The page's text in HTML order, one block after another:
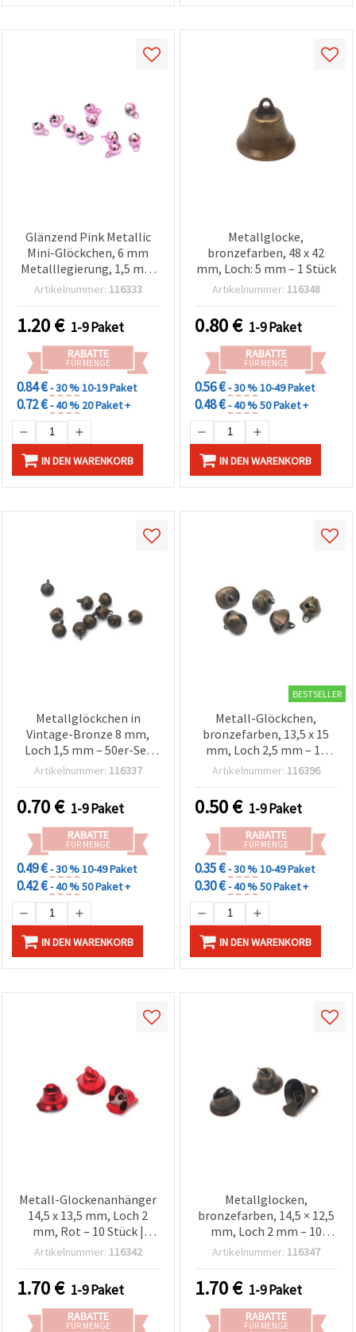
Glänzend Pink Metallic
Mini-Glöckchen, 6 mm
Metalllegierung, 1,5 mm
Aufhängeöse, für Basteln,
Deko, 20er-Pack
Artikelnummer: 116333
1.20€ 1-9 Paket
RABATTE
FÜR MENGE
0.84 €- 30 %10-19 Paket
0.72 €- 40 % 20 Paket +
IN DEN WARENKORB
Metallglocke,
bronzefarben, 48 x 42
mm, Loch: 5 mm – 1 Stück
Artikelnummer: 116348
0.80€ 1-9 Paket
RABATTE
FÜR MENGE
0.56 €- 30 %10-49 Paket
0.48 €- 40 %50 Paket +
IN DEN WARENKORB
Metallglöckchen in
Vintage-Bronze 8 mm,
Loch 1,5 mm – 50er-Set
für kreative
Basteln & festliche Deko
Artikelnummer: 116337
0.70€ 1-9 Paket
RABATTE
FÜR MENGE
0.49 €- 30 %10-49 Paket
0.42 €- 40 %50 Paket +
IN DEN WARENKORB
BESTSELLER
Metall-Glöckchen,
bronzefarben, 13,5 x 15
mm, Loch 2,5 mm – 10
Stück
Artikelnummer: 116396
0.50€ 1-9 Paket
RABATTE
FÜR MENGE
0.35 €- 30 %10-49 Paket
0.30 €- 40 %50 Paket +
IN DEN WARENKORB
Metall-Glockenanhänger
14,5 x 13,5 mm, Loch 2
mm, Rot – 10 Stück |
Bastel- &
Artikelnummer: 116342
1.70€ 1-9 Paket
RABATTE
FÜR MENGE
Metallglocken,
bronzefarben, 14,5 × 12,5
mm, Loch 2 mm – 10
Stück (Bastel- &
Artikelnummer: 116347
1.70€ 1-9 Paket
RABATTE
FÜR MENGE